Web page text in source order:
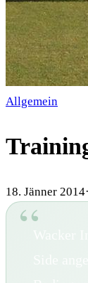
Allgemein
18. Jänner 2014·